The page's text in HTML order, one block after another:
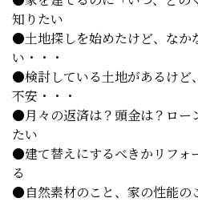
知りたい
●土地探しを始めたけど、なか
い・・・
●検討している土地があるけど
不安・・・
●月々の返済は？頭金は？ロー
たい
●建て替えにするべきかリフォ
る
●自然素材のこと、家の性能の